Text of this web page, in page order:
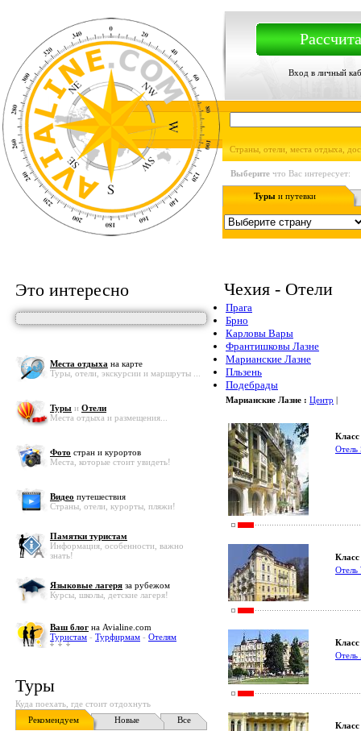
Вход в личный
Страны, отели, места отдыха,
Выберите что Вас интересует:
Туры и путевки
Это интересно
Места отдыха на карте
Туры, отели, экскурсии и маршруты ...
Туры и Отели
Места отдыха и размещения...
Фото стран и курортов
Места, которые стоит увидеть!
Видео путешествия
Страны, отели, курорты, пляжи!
Памятки туристам
Информация, особенности, важно
знать!
Языковые лагеря за рубежом
Курсы, школы, детские лагеря!
Ваш блог на Avialine.com
Туристам - Турфирмам - Отелям
Туры
Куда поехать, где стоит отдохнуть
Рекомендуем
Новые Все
Чехия - Отели
Прага
Брно
Карловы Вары
Франтишковы Лазне
Марианские Лазне
Пльзень
Подебрады
Марианские Лазне : Центр |
Отель
Отель
Отель